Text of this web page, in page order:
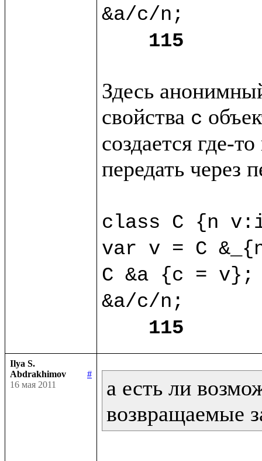
&a/c/n;
115
Здесь
свойства c
создается где-
передать через
class C {n
var v = C
C &a {c = v};
&a/c/n;
115
Ilya S.
Abdrakhimov
#
16 мая 2011
а есть ли
возвращаемые